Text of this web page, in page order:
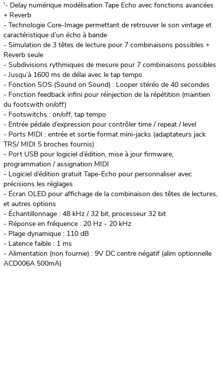
'- Delay numérique modélisation Tape Echo avec fonctions avancées
+ Reverb
- Technologie Core-Image permettant de retrouver le son vintage et
caractéristique d’un écho à bande
- Simulation de 3 têtes de lecture pour 7 combinaisons possibles +
Reverb seule
- Subdivisions rythmiques de mesure pour 7 combinaisons possibles
- Jusqu’à 1600 ms de délai avec le tap tempo
- Fonction SOS (Sound on Sound) : Looper stéréo de 40 secondes
- Fonction feedback infini pour réinjection de la répétition (maintien
du footswith on/off)
- Footswitchs : on/off, tap tempo
- Entrée pédale d’expression pour contrôler time / repeat / level
- Ports MIDI : entrée et sortie format mini-jacks (adaptateurs jack
TRS/ MIDI 5 broches fournis)
- Port USB pour logiciel d’édition, mise à jour firmware,
programmation / assignation MIDI
- Logiciel d’édition gratuit Tape-Echo pour personnaliser avec
précisions les réglages
- Écran OLED pour affichage de la combinaison des têtes de lectures,
et autres options
- Échantillonnage : 48 kHz / 32 bit, processeur 32 bit
- Réponse en fréquence : 20 Hz - 20 kHz
- Plage dynamique : 110 dB
- Latence faible : 1 ms
- Alimentation (non fournie) : 9V DC centre négatif (alim optionnelle
ACD006A 500mA)